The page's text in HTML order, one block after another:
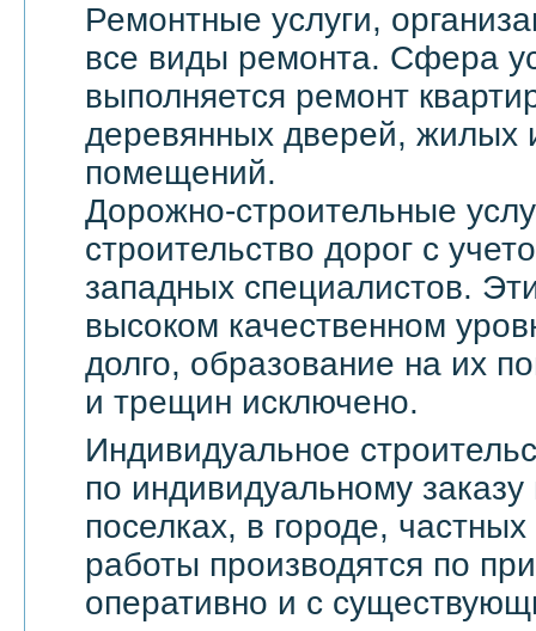
Ремонтные услуги,
все виды ремонта. Сфера
выполняется ремонт
деревянных дверей, жилых
помещений.
Дорожно-строительные
строительство дорог с
западных специалистов.
высоком качественном
долго, образование на их
и трещин исключено.
Индивидуальное
по индивидуальному
поселках, в городе,
работы производятся по
оперативно и с